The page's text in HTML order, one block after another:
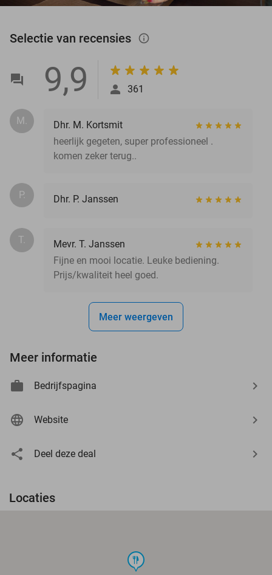
Selectie van recensies info_outlined
9,9 361
M.
Dhr. M. Kortsmit
heerlijk gegeten, super professioneel .
komen zeker terug..
P. Dhr. P. Janssen
T.
Mevr. T. Janssen
Fijne en mooi locatie. Leuke bediening.
Prijs/kwaliteit heel goed.
Meer weergeven
Meer informatie
Bedrijfspagina
Website
Deel deze deal
Locaties
food